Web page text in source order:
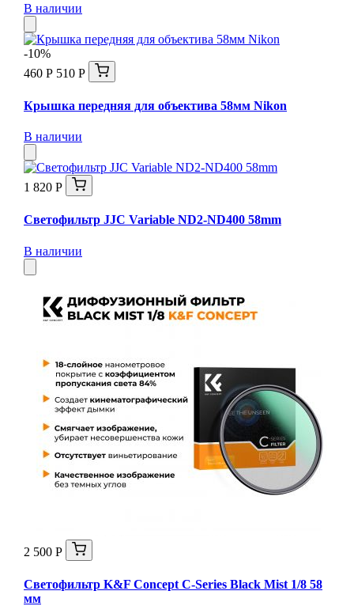
В наличии
-10%
460 Р 510 Р
Крышка передняя для объектива 58мм Nikon
В наличии
1 820 Р
Светофильтр JJC Variable ND2-ND400 58mm
В наличии
2 500 Р
Светофильтр K&F Concept C-Series Black Mist 1/8 58
мм